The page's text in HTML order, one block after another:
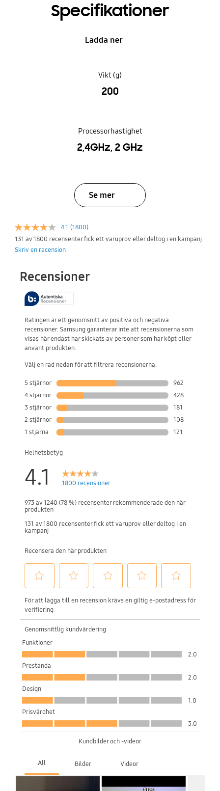
Specifikationer
Ladda ner
Vikt (g)
200
Processorhastighet
2,4GHz, 2 GHz
Se mer
4.1 (1800)
131 av 1800 recensenter fick ett varuprov eller deltog i en kampanj
Skriv en recension